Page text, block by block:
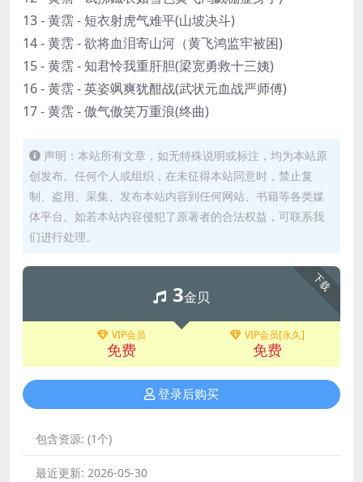
13 - 黄霑 - 短衣射虎气难平(山坡决斗)
14 - 黄霑 - 欲将血泪寄山河（黄飞鸿监牢被困)
15 - 黄霑 - 知君怜我重肝胆(梁宽勇救十三姨)
16 - 黄霑 - 英姿飒爽犹酣战(武状元血战严师傅)
17 - 黄霑 - 傲气傲笑万重浪(终曲)
声明：本站所有文章，如无特殊说明或标注，均为本站原
创发布。任何个人或组织，在未征得本站同意时，禁止复
制、盗用、采集、发布本站内容到任何网站、书籍等各类媒
体平台。如若本站内容侵犯了原著者的合法权益，可联系我
们进行处理。
下载
3金贝
VIP会员
免费
VIP会员[永久]
免费
登录后购买
包含资源: (1个)
最近更新: 2026-05-30